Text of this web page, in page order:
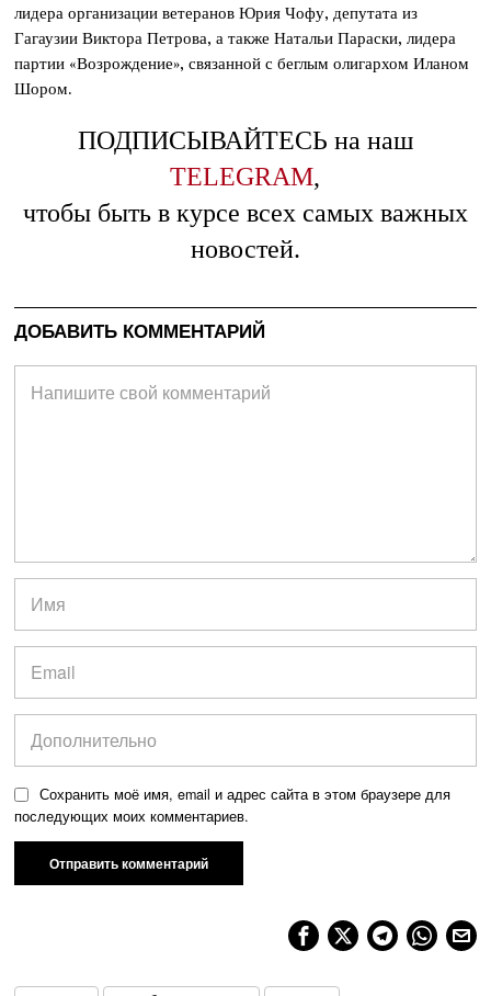
лидера организации ветеранов Юрия Чофу, депутата из
Гагаузии Виктора Петрова, а также Натальи Параски, лидера
партии «Возрождение», связанной с беглым олигархом Иланом
Шором.
ПОДПИСЫВАЙТЕСЬ на наш
TELEGRAM,
чтобы быть в курсе всех самых важных
новостей.
ДОБАВИТЬ КОММЕНТАРИЙ
Сохранить моё имя, email и адрес сайта в этом браузере для
последующих моих комментариев.